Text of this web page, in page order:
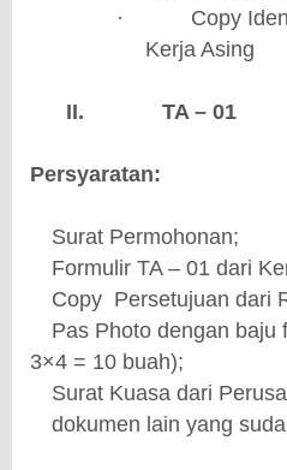
·
Copy
Kerja Asing
II. TA – 01
Persyaratan:
Surat Permohonan;
Formulir TA – 01 dari
Copy Persetujuan dari
Pas Photo dengan
3×4 = 10 buah);
Surat Kuasa dari
dokumen lain yang